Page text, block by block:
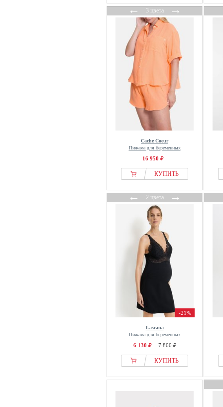
←3 цвета→
Cache Coeur
Пижама для беременных
16 950 ₽
КУПИТЬ
←2 цвета→
-21%
Lascana
Пижама для беременных
6 130 ₽ 7 800 ₽
КУПИТЬ